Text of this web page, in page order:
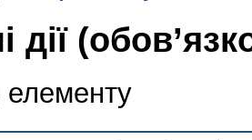
дії
елементу